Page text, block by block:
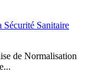
Sécurité Sanitaire
de Normalisation